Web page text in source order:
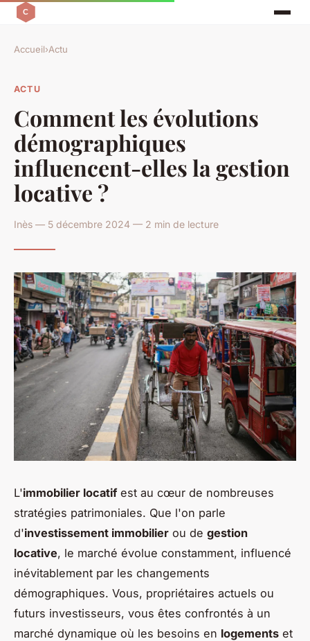
Accueil›Actu
ACTU
Comment les évolutions
démographiques
influencent-elles la gestion
locative ?
Inès — 5 décembre 2024 — 2 min de lecture
L'immobilier locatifest au cœur de nombreuses
stratégies patrimoniales. Que l'on parle
d'investissement immobilier ou de gestion
locative, le marché évolue constamment, influencé
inévitablement par les changements
démographiques. Vous, propriétaires actuels ou
futurs investisseurs, vous êtes confrontés à un
marché dynamique où les besoins en logements et